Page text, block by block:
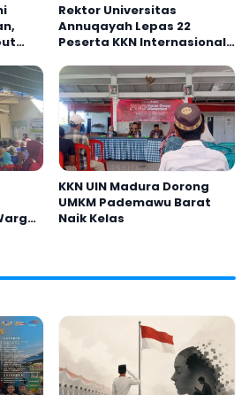
Rektor Universitas
Annuqayah Lepas 22
Peserta KKN Internasional
KKN UIN Madura Dorong
UMKM Pademawu Barat
Naik Kelas